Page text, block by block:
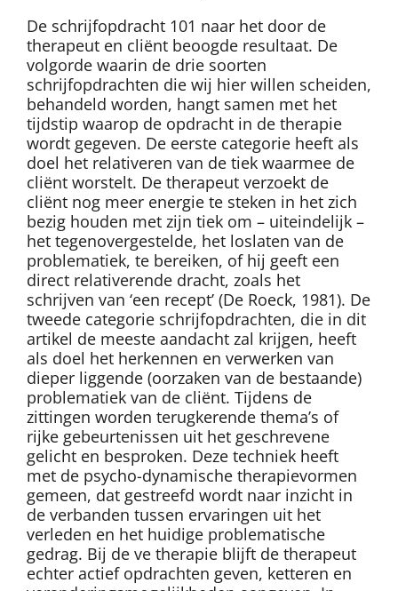
De schrijfopdracht 101 naar het door de
therapeut en cliënt beoogde resultaat. De
volgorde waarin de drie soorten
schrijfopdrachten die wij hier willen scheiden,
behandeld worden, hangt samen met het
tijdstip waarop de opdracht in de therapie
wordt gegeven. De eerste categorie heeft als
doel het relativeren van de tiek waarmee de
cliënt worstelt. De therapeut verzoekt de
cliënt nog meer energie te steken in het zich
bezig houden met zijn tiek om – uiteindelijk –
het tegenovergestelde, het loslaten van de
problematiek, te bereiken, of hij geeft een
direct relativerende dracht, zoals het
schrijven van ‘een recept’ (De Roeck, 1981). De
tweede categorie schrijfopdrachten, die in dit
artikel de meeste aandacht zal krijgen, heeft
als doel het herkennen en verwerken van
dieper liggende (oorzaken van de bestaande)
problematiek van de cliënt. Tijdens de
zittingen worden terugkerende thema’s of
rijke gebeurtenissen uit het geschrevene
gelicht en besproken. Deze techniek heeft
met de psycho-dynamische therapievormen
gemeen, dat gestreefd wordt naar inzicht in
de verbanden tussen ervaringen uit het
verleden en het huidige problematische
gedrag. Bij de ve therapie blijft de therapeut
echter actief opdrachten geven, ketteren en